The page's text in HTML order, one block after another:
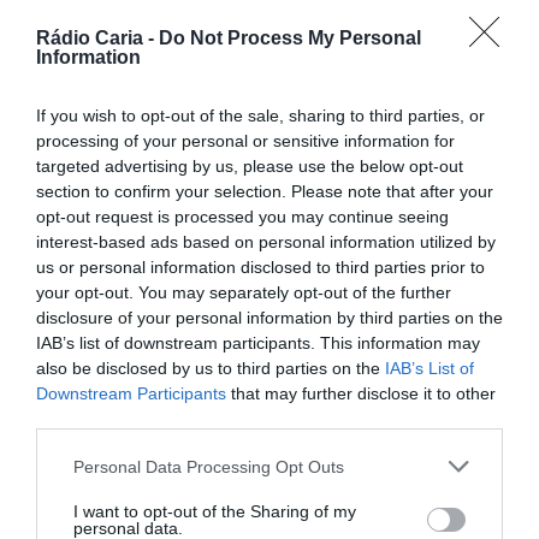
Rádio Caria - Do Not Process My Personal
Information
If you wish to opt-out of the sale, sharing to third parties, or
processing of your personal or sensitive information for
targeted advertising by us, please use the below opt-out
section to confirm your selection. Please note that after your
opt-out request is processed you may continue seeing
interest-based ads based on personal information utilized by
us or personal information disclosed to third parties prior to
your opt-out. You may separately opt-out of the further
disclosure of your personal information by third parties on the
IAB’s list of downstream participants. This information may
also be disclosed by us to third parties on the IAB’s List of
Downstream Participants that may further disclose it to other
Personal Data Processing Opt Outs
I want to opt-out of the Sharing of my
personal data.
O Município do Fundão vai celebrar oDia dos Avósno
próximo dia25 de julho, a partir das 9h30, noCampo
Coberto do Agrupamento de Escolas do Fundão , com
um conjunto diversificado de atividades dirigidas aavós e
netos.
A iniciativa, promovida no âmbito do projeto Memo-Move
incluidanças, grupos de cantares, teatro de fantoches,
jogos sensoriais e lúdicos, Holon em ação, modelagem
de balões, entre outras surpresas pensadas para
proporcionar momentos deconvivência, animação e
PARTILHAR ESTE ARTIGO
Facebook
Mastodon
Email
Share